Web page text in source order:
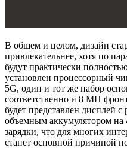
В общем и целом, дизайн
привлекательнее, хотя по
будут практически
установлен процессорный
5G, один и тот же набор
соответственно и 8 МП
будет представлен дисплей с
объемным аккумулятором
зарядки, что для многих
станет основной причиной